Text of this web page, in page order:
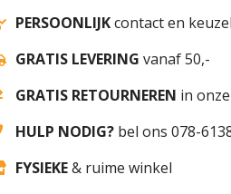
PERSOONLIJKcontact en
GRATIS LEVERING vanaf 50,-
GRATIS RETOURNEREN in
HULP NODIG?bel ons 078-
FYSIEKE& ruime winkel